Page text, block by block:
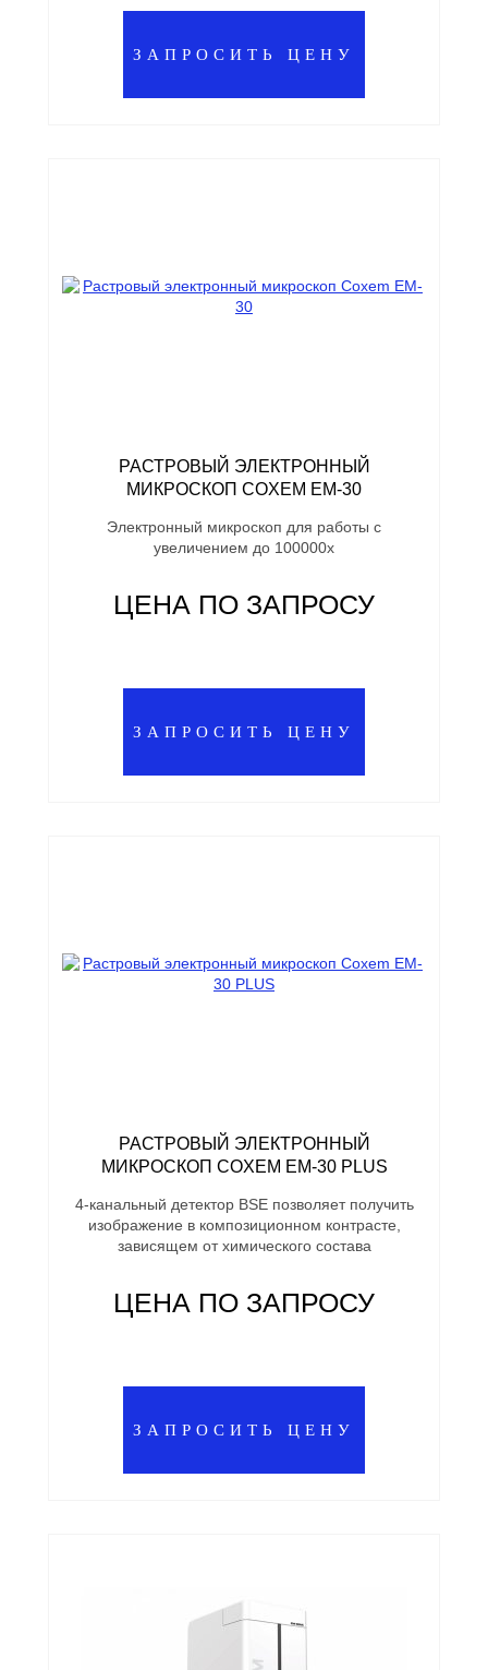
ЗАПРОСИТЬ ЦЕНУ
РАСТРОВЫЙ ЭЛЕКТРОННЫЙ
МИКРОСКОП COXEM EM-30
Электронный микроскоп для работы с
увеличением до 100000х
ЦЕНА ПО ЗАПРОСУ
ЗАПРОСИТЬ ЦЕНУ
РАСТРОВЫЙ ЭЛЕКТРОННЫЙ
МИКРОСКОП COXEM EM-30 PLUS
4-канальный детектор BSE позволяет получить
изображение в композиционном контрасте,
зависящем от химического состава
ЦЕНА ПО ЗАПРОСУ
ЗАПРОСИТЬ ЦЕНУ